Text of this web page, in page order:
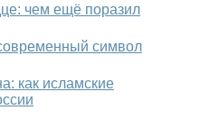
чем ещё поразил
символ
как исламские